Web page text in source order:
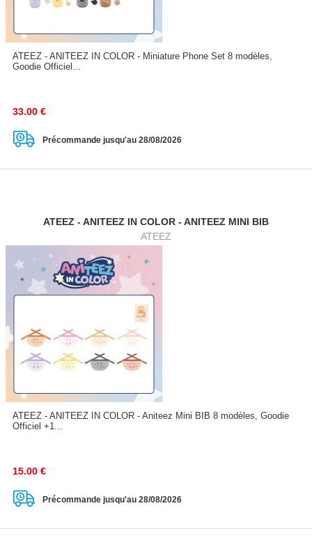
ATEEZ - ANITEEZ IN COLOR - Miniature Phone Set 8 modèles,
Goodie Officiel...
33.00 €
Précommande jusqu'au 28/08/2026
ATEEZ - ANITEEZ IN COLOR - ANITEEZ MINI BIB
ATEEZ
ATEEZ - ANITEEZ IN COLOR - Aniteez Mini BIB 8 modèles, Goodie
Officiel +1...
15.00 €
Précommande jusqu'au 28/08/2026